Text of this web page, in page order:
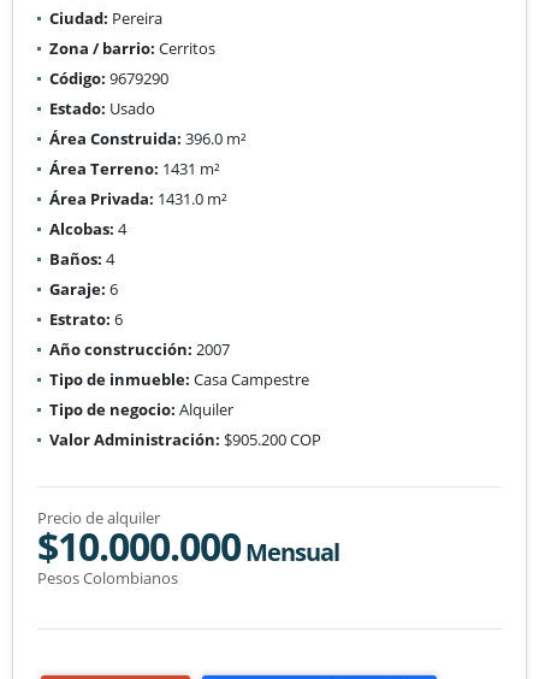
Ciudad: Pereira
Zona / barrio: Cerritos
Código: 9679290
Estado: Usado
Área Construida: 396.0 m²
Área Terreno: 1431 m²
Área Privada: 1431.0 m²
Alcobas: 4
Baños: 4
Garaje: 6
Estrato: 6
Año construcción: 2007
Tipo de inmueble: Casa Campestre
Tipo de negocio: Alquiler
Valor Administración: $905.200 COP
Precio de alquiler
$10.000.000Mensual
Pesos Colombianos